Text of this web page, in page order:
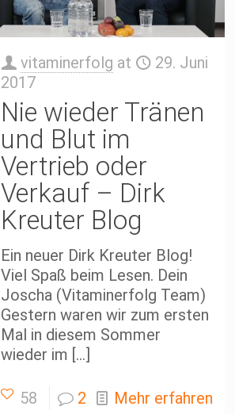
vitaminerfolg at
29. Juni
2017
Nie wieder Tränen
und Blut im
Vertrieb oder
Verkauf – Dirk
Kreuter Blog
Ein neuer Dirk Kreuter Blog!
Viel Spaß beim Lesen. Dein
Joscha (Vitaminerfolg Team)
Gestern waren wir zum ersten
Mal in diesem Sommer
wieder im […]
58 2 Mehr erfahren